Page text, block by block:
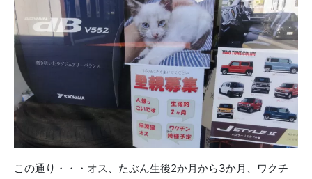
この通り・・・オス、たぶん生後2か月から3か月、ワクチ